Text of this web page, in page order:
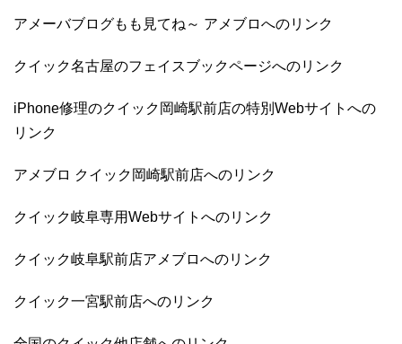
アメーバブログもも見てね～ アメブロへのリンク
クイック名古屋のフェイスブックページへのリンク
iPhone修理のクイック岡崎駅前店の特別Webサイトへの
リンク
アメブロ クイック岡崎駅前店へのリンク
クイック岐阜専用Webサイトへのリンク
クイック岐阜駅前店アメブロへのリンク
クイック一宮駅前店へのリンク